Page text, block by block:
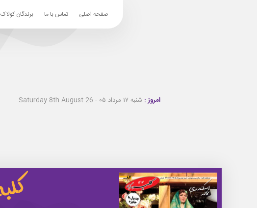
صفحه اصلی تماس با ما برندگان کولاک
امروز : شنبه ۱۷ مرداد ۰۵ - Saturday 8th August 26